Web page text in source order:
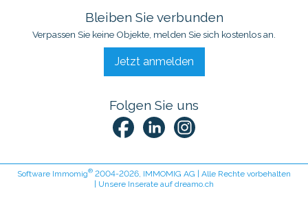
Bleiben Sie verbunden
Verpassen Sie keine Objekte, melden Sie sich kostenlos an.
Jetzt anmelden
Folgen Sie uns
Software Immomig® 2004-2026, IMMOMIG AG | Alle Rechte vorbehalten
| Unsere Inserate auf dreamo.ch